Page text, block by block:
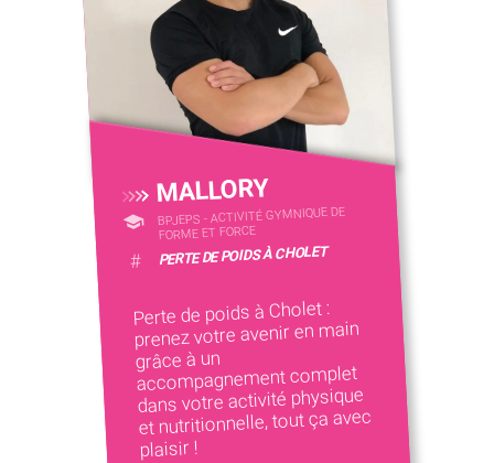
MALLORY
BPJEPS - ACTIVITÉ GYMNIQUE DE
FORME ET FORCE
# PERTE DE POIDS À CHOLET
Perte de poids à Cholet :
prenez votre avenir en main
grâce à un
accompagnement complet
dans votre activité physique
et nutritionnelle, tout ça avec
plaisir !